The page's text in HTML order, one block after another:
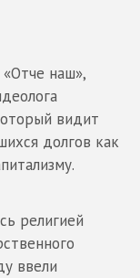
наш»,
видит
долгов как
религией
ввели